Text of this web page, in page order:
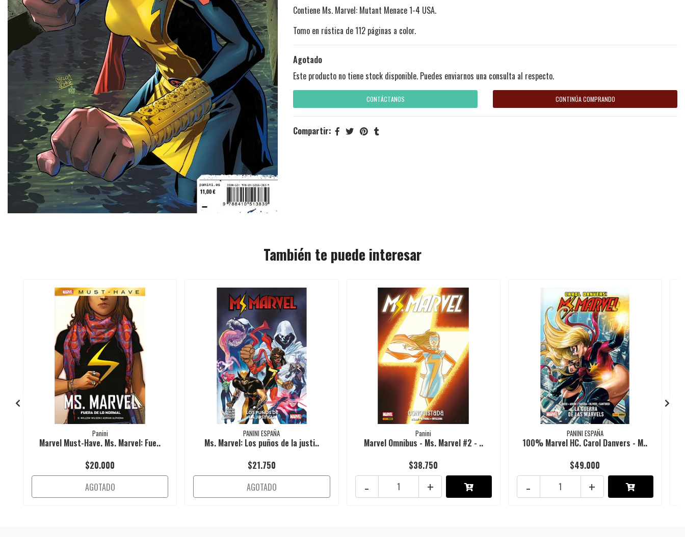
Contiene Ms. Marvel: Mutant Menace 1-4 USA.
Tomo en rústica de 112 páginas a color.
Agotado
Este producto no tiene stock disponible. Puedes enviarnos una consulta al respecto.
CONTÁCTANOS CONTINÚA COMPRANDO
Compartir:
También te puede interesar
Panini
Marvel Must-Have. Ms. Marvel: Fue..
$20.000
AGOTADO
PANINI ESPAÑA
Ms. Marvel: Los puños de la justi..
$21.750
AGOTADO
Panini
Marvel Omnibus - Ms. Marvel #2 - ..
$38.750
+
-
PANINI ESPAÑA
100% Marvel HC. Carol Danvers - M..
$49.000
+
-